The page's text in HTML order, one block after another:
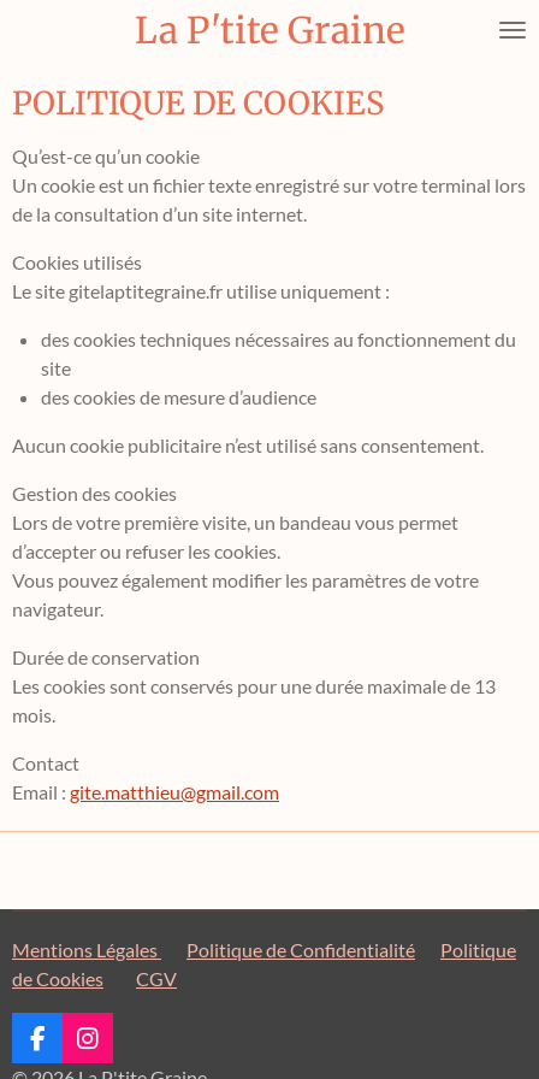
principal
La P'tite Graine
POLITIQUE DE COOKIES
Qu’est-ce qu’un cookie
Un cookie est un fichier texte enregistré sur votre terminal lors
de la consultation d’un site internet.
Cookies utilisés
Le site gitelaptitegraine.fr utilise uniquement :
des cookies techniques nécessaires au fonctionnement du
site
des cookies de mesure d’audience
Aucun cookie publicitaire n’est utilisé sans consentement.
Gestion des cookies
Lors de votre première visite, un bandeau vous permet
d’accepter ou refuser les cookies.
Vous pouvez également modifier les paramètres de votre
navigateur.
Durée de conservation
Les cookies sont conservés pour une durée maximale de 13
mois.
Contact
Email : gite.matthieu@gmail.com
Mentions Légales Politique de Confidentialité
Politique
de Cookies
CGV
F
a
I
n